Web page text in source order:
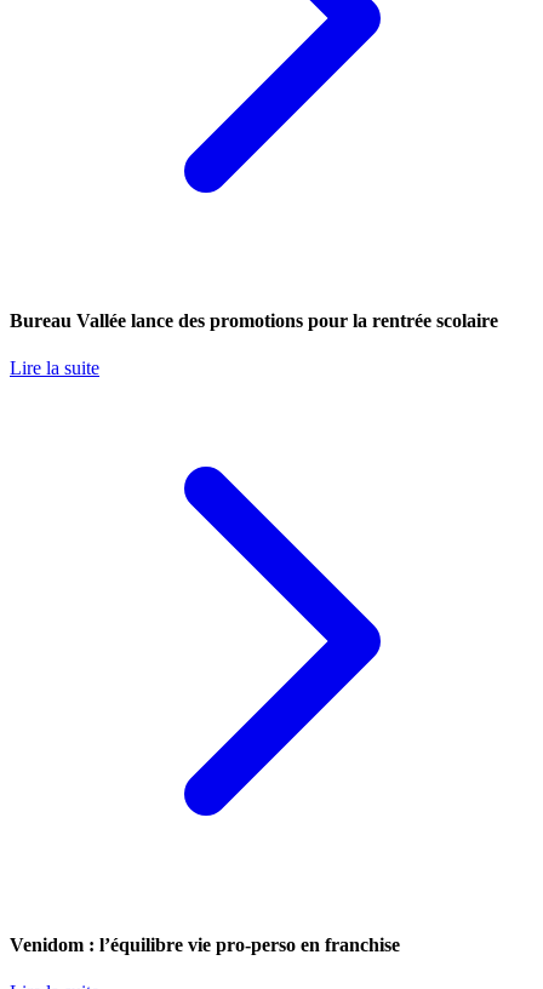
Bureau Vallée lance des promotions pour la rentrée scolaire
Lire la suite
Venidom : l’équilibre vie pro-perso en franchise